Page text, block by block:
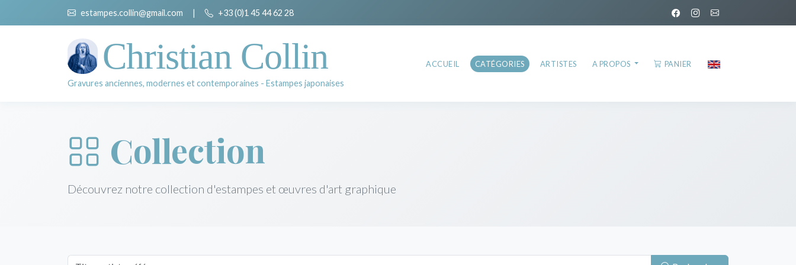
estampes.collin@gmail.com | +33 (0)1 45 44 62 28
Christian Collin
Gravures anciennes, modernes et contemporaines - Estampes japonaises
ACCUEIL CATÉGORIES ARTISTES A PROPOS PANIER
Collection
Découvrez notre collection d'estampes et œuvres d'art graphique